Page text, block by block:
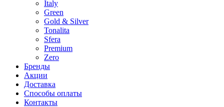
Italy
Green
Gold & Silver
Tonalita
Sfera
Premium
Zero
Бренды
Акции
Доставка
Способы оплаты
Контакты